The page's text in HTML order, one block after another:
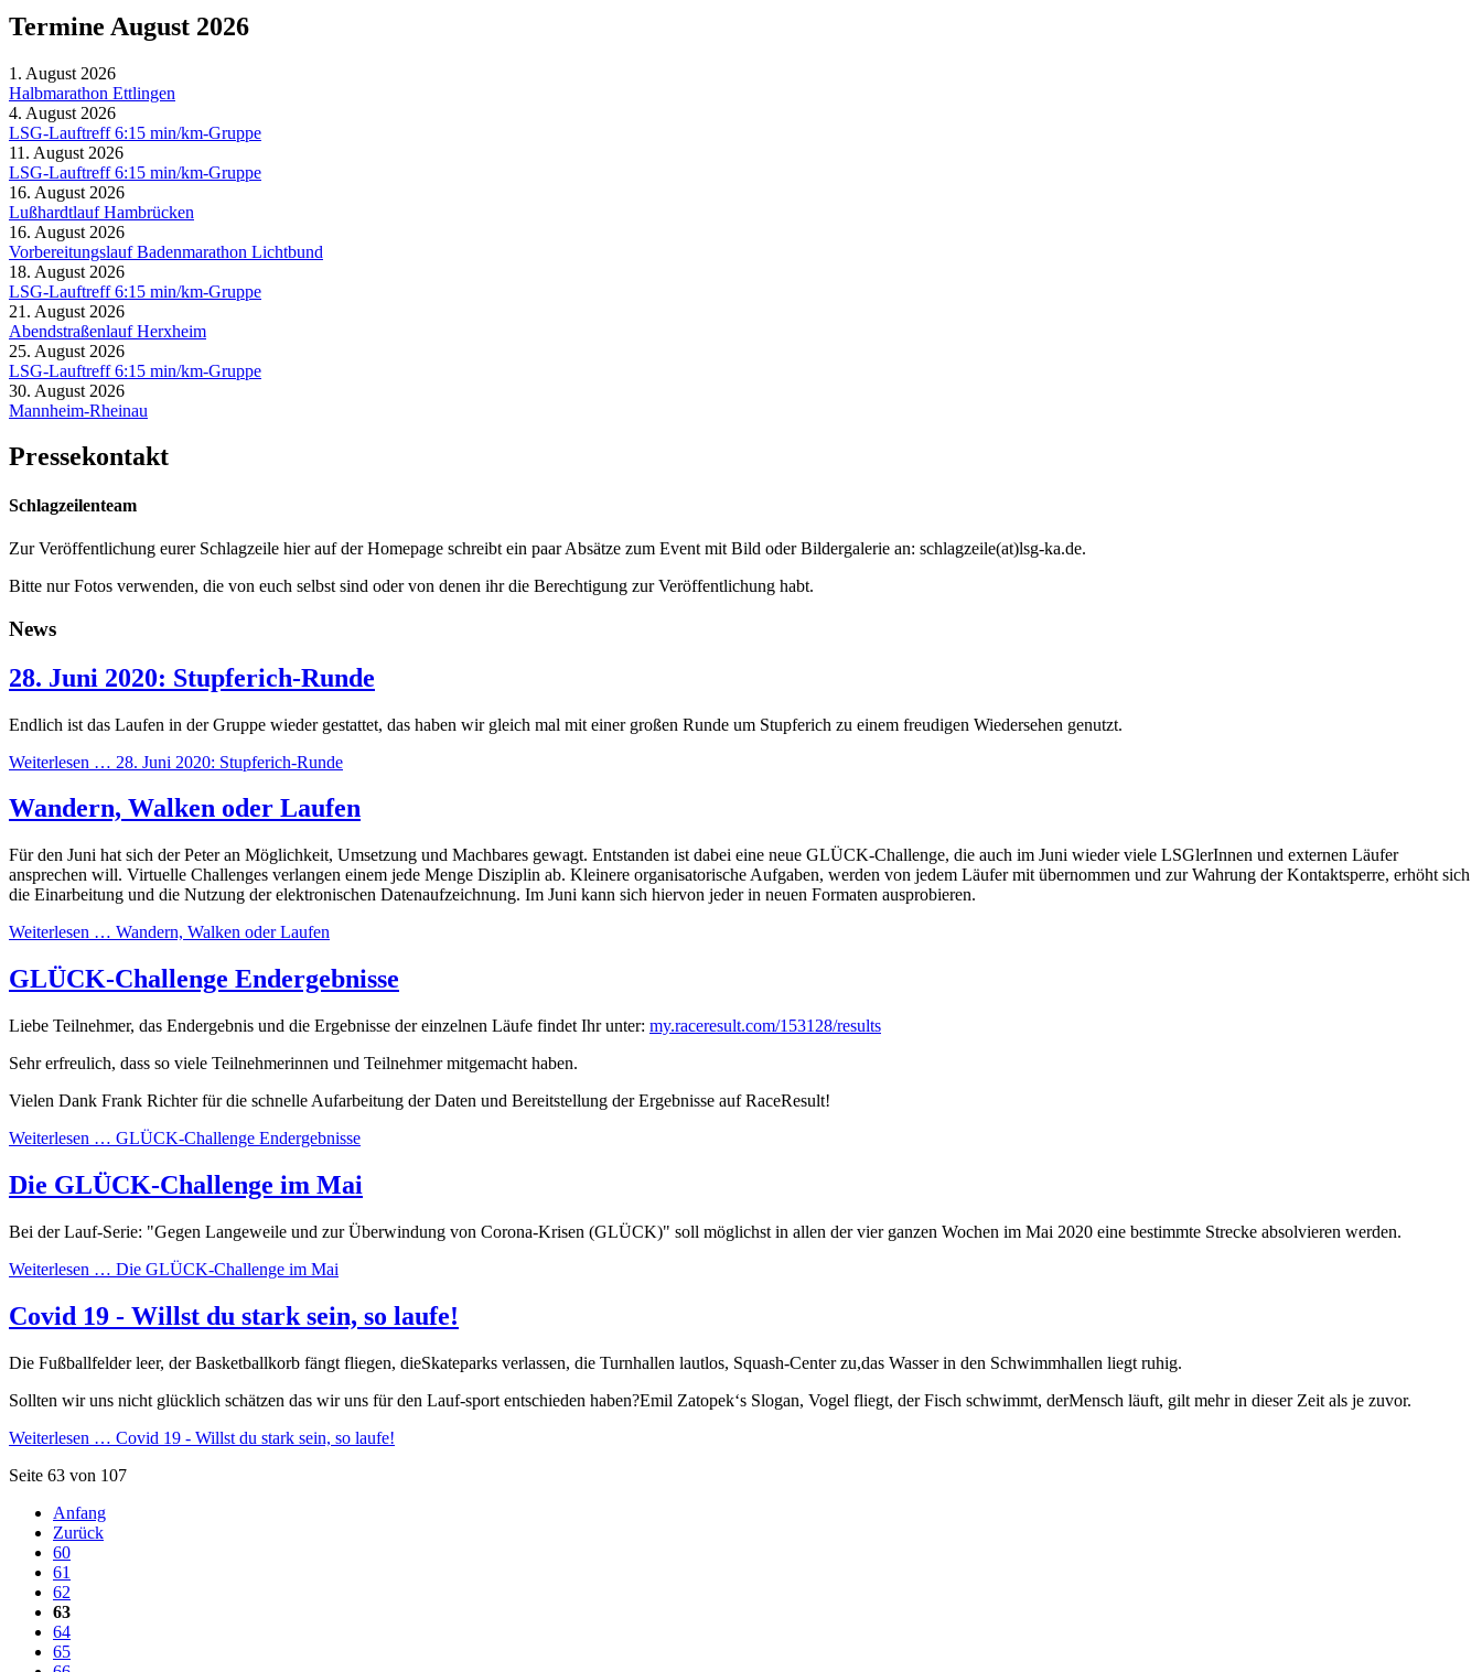
Termine August 2026
1. August 2026
Halbmarathon Ettlingen
4. August 2026
LSG-Lauftreff 6:15 min/km-Gruppe
11. August 2026
LSG-Lauftreff 6:15 min/km-Gruppe
16. August 2026
Lußhardtlauf Hambrücken
16. August 2026
Vorbereitungslauf Badenmarathon Lichtbund
18. August 2026
LSG-Lauftreff 6:15 min/km-Gruppe
21. August 2026
Abendstraßenlauf Herxheim
25. August 2026
LSG-Lauftreff 6:15 min/km-Gruppe
30. August 2026
Mannheim-Rheinau
Pressekontakt
Schlagzeilenteam
Zur Veröffentlichung eurer Schlagzeile hier auf der Homepage schreibt ein paar Absätze zum Event mit Bild oder Bildergalerie an: schlagzeile(at)lsg-ka.de.
Bitte nur Fotos verwenden, die von euch selbst sind oder von denen ihr die Berechtigung zur Veröffentlichung habt.
News
28. Juni 2020: Stupferich-Runde
Endlich ist das Laufen in der Gruppe wieder gestattet, das haben wir gleich mal mit einer großen Runde um Stupferich zu einem freudigen Wiedersehen genutzt.
Weiterlesen … 28. Juni 2020: Stupferich-Runde
Wandern, Walken oder Laufen
Für den Juni hat sich der Peter an Möglichkeit, Umsetzung und Machbares gewagt. Entstanden ist dabei eine neue GLÜCK-Challenge, die auch im Juni wieder viele LSGlerInnen und externen Läufer
ansprechen will. Virtuelle Challenges verlangen einem jede Menge Disziplin ab. Kleinere organisatorische Aufgaben, werden von jedem Läufer mit übernommen und zur Wahrung der Kontaktsperre, erhöht sich
die Einarbeitung und die Nutzung der elektronischen Datenaufzeichnung. Im Juni kann sich hiervon jeder in neuen Formaten ausprobieren.
Weiterlesen … Wandern, Walken oder Laufen
GLÜCK-Challenge Endergebnisse
Liebe Teilnehmer, das Endergebnis und die Ergebnisse der einzelnen Läufe findet Ihr unter: my.raceresult.com/153128/results
Sehr erfreulich, dass so viele Teilnehmerinnen und Teilnehmer mitgemacht haben.
Vielen Dank Frank Richter für die schnelle Aufarbeitung der Daten und Bereitstellung der Ergebnisse auf RaceResult!
Weiterlesen … GLÜCK-Challenge Endergebnisse
Die GLÜCK-Challenge im Mai
Bei der Lauf-Serie: "Gegen Langeweile und zur Überwindung von Corona-Krisen (GLÜCK)" soll möglichst in allen der vier ganzen Wochen im Mai 2020 eine bestimmte Strecke absolvieren werden.
Weiterlesen … Die GLÜCK-Challenge im Mai
Covid 19 - Willst du stark sein, so laufe!
Die Fußballfelder leer, der Basketballkorb fängt fliegen, dieSkateparks verlassen, die Turnhallen lautlos, Squash-Center zu,das Wasser in den Schwimmhallen liegt ruhig.
Sollten wir uns nicht glücklich schätzen das wir uns für den Lauf-sport entschieden haben?Emil Zatopek‘s Slogan, Vogel fliegt, der Fisch schwimmt, derMensch läuft, gilt mehr in dieser Zeit als je zuvor.
Weiterlesen … Covid 19 - Willst du stark sein, so laufe!
Seite 63 von 107
Anfang
Zurück
60
61
62
63
64
65